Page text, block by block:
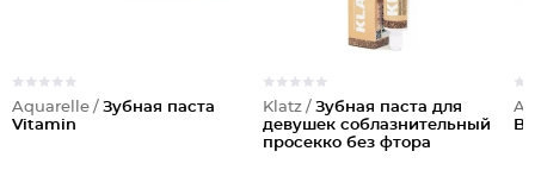
Aquarelle / Зубная паста
Vitamin
Klatz / Зубная паста для
девушек соблазнительный
просекко без фтора